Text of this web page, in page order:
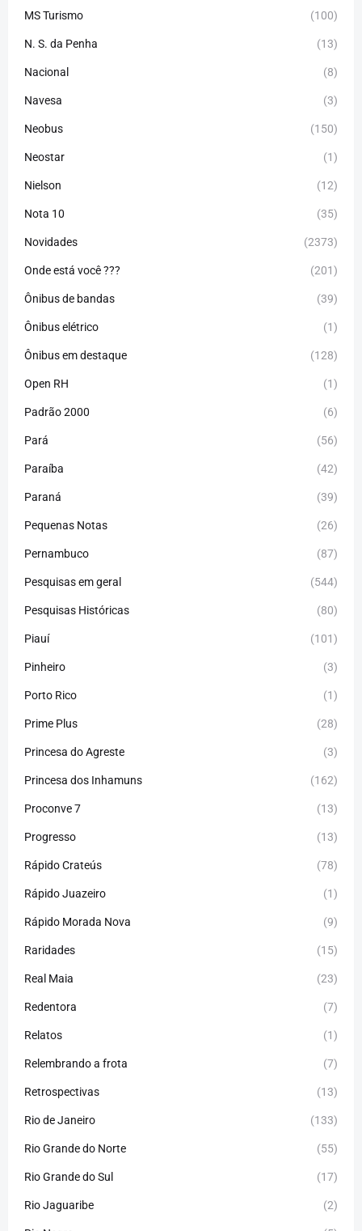
MS Turismo (100)
N. S. da Penha (13)
Nacional (8)
Navesa (3)
Neobus (150)
Neostar (1)
Nielson (12)
Nota 10 (35)
Novidades (2373)
Onde está você ??? (201)
Ônibus de bandas (39)
Ônibus elétrico (1)
Ônibus em destaque (128)
Open RH (1)
Padrão 2000 (6)
Pará (56)
Paraíba (42)
Paraná (39)
Pequenas Notas (26)
Pernambuco (87)
Pesquisas em geral (544)
Pesquisas Históricas (80)
Piauí (101)
Pinheiro (3)
Porto Rico (1)
Prime Plus (28)
Princesa do Agreste (3)
Princesa dos Inhamuns (162)
Proconve 7 (13)
Progresso (13)
Rápido Crateús (78)
Rápido Juazeiro (1)
Rápido Morada Nova (9)
Raridades (15)
Real Maia (23)
Redentora (7)
Relatos (1)
Relembrando a frota (7)
Retrospectivas (13)
Rio de Janeiro (133)
Rio Grande do Norte (55)
Rio Grande do Sul (17)
Rio Jaguaribe (2)